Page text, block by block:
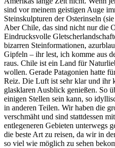
sind vor meinem geistigen Auge
Steinskulpturen der Osterinseln
Aber Chile, das sind nicht nur die
Eindrucksvolle
bizarren Steinformationen,
Gipfeln – ihr lest, ich komme aus
raus. Chile ist ein Land für
wollen. Gerade Patagonien hatte
Reiz. Die Luft ist sehr klar und ihr
glasklaren Ausblick genießen. So
einigen Stellen sein kann, so
in anderen Teilen. Wir haben die
verschmäht und sind stattdessen
entlegeneren Gebieten unterwegs
die beste Art zu reisen, da wir in
so viel wie möglich zu sehen